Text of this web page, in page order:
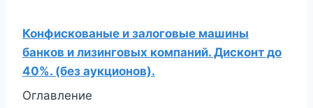
Конфискованые и залоговые машины
банков и лизинговых компаний. Дисконт до
40%. (без аукционов).
Оглавление